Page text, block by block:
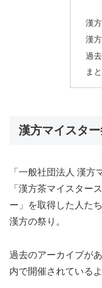
漢
漢
過
ま
漢方マイスタ
「一般社団法人 漢方
「漢方茶マイスター
ー」を取得した人た
漢方の祭り。
過去のアーカイブが
内で開催されているよ